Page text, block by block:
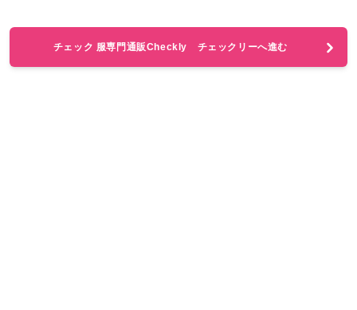
チェック 服専門通販Checkly チェックリーへ進む